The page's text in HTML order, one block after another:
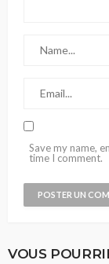
Save my name,
time I comment.
VOUS